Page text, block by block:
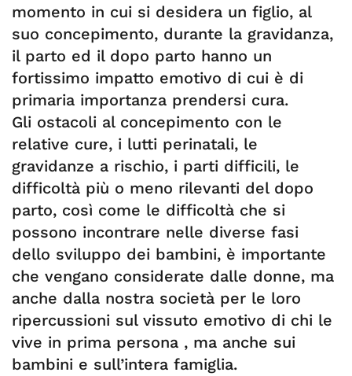
momento in cui si desidera un figlio, al
suo concepimento, durante la gravidanza,
il parto ed il dopo parto hanno un
fortissimo impatto emotivo di cui è di
primaria importanza prendersi cura.
Gli ostacoli al concepimento con le
relative cure, i lutti perinatali, le
gravidanze a rischio, i parti difficili, le
difficoltà più o meno rilevanti del dopo
parto, così come le difficoltà che si
possono incontrare nelle diverse fasi
dello sviluppo dei bambini, è importante
che vengano considerate dalle donne, ma
anche dalla nostra società per le loro
ripercussioni sul vissuto emotivo di chi le
vive in prima persona , ma anche sui
bambini e sull’intera famiglia.